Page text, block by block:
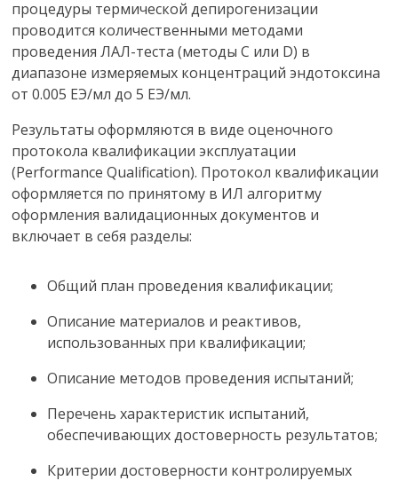
процедуры термической депирогенизации
проводится количественными методами
проведения ЛАЛ-теста (методы С или D) в
диапазоне измеряемых концентраций эндотоксина
от 0.005 ЕЭ/мл до 5 ЕЭ/мл.
Результаты оформляются в виде оценочного
протокола квалификации эксплуатации
(Performance Qualification). Протокол квалификации
оформляется по принятому в ИЛ алгоритму
оформления валидационных документов и
включает в себя разделы:
Общий план проведения квалификации;
Описание материалов и реактивов,
использованных при квалификации;
Описание методов проведения испытаний;
Перечень характеристик испытаний,
обеспечивающих достоверность результатов;
Критерии достоверности контролируемых